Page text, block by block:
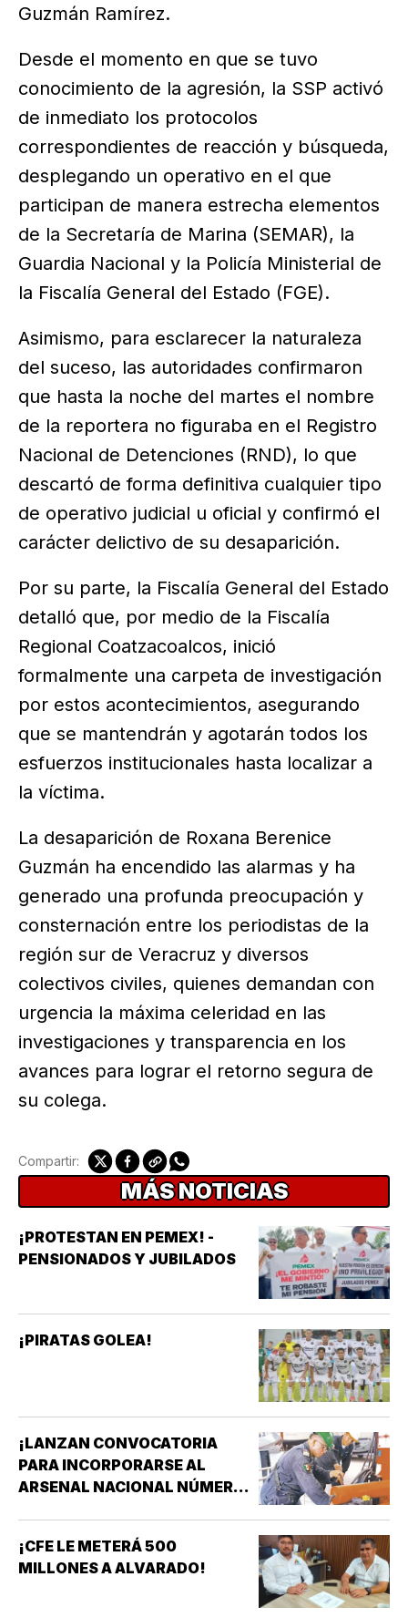
Guzmán Ramírez.
Desde el momento en que se tuvo
conocimiento de la agresión, la SSP activó
de inmediato los protocolos
correspondientes de reacción y búsqueda,
desplegando un operativo en el que
participan de manera estrecha elementos
de la Secretaría de Marina (SEMAR), la
Guardia Nacional y la Policía Ministerial de
la Fiscalía General del Estado (FGE).
Asimismo, para esclarecer la naturaleza
del suceso, las autoridades confirmaron
que hasta la noche del martes el nombre
de la reportera no figuraba en el Registro
Nacional de Detenciones (RND), lo que
descartó de forma definitiva cualquier tipo
de operativo judicial u oficial y confirmó el
carácter delictivo de su desaparición.
Por su parte, la Fiscalía General del Estado
detalló que, por medio de la Fiscalía
Regional Coatzacoalcos, inició
formalmente una carpeta de investigación
por estos acontecimientos, asegurando
que se mantendrán y agotarán todos los
esfuerzos institucionales hasta localizar a
la víctima.
La desaparición de Roxana Berenice
Guzmán ha encendido las alarmas y ha
generado una profunda preocupación y
consternación entre los periodistas de la
región sur de Veracruz y diversos
colectivos civiles, quienes demandan con
urgencia la máxima celeridad en las
investigaciones y transparencia en los
avances para lograr el retorno segura de
su colega.
Compartir:
MÁS NOTICIAS
¡PROTESTAN EN PEMEX! -
PENSIONADOS Y JUBILADOS
¡PIRATAS GOLEA!
¡LANZAN CONVOCATORIA
PARA INCORPORARSE AL
ARSENAL NACIONAL NÚMERO
¡CFE LE METERÁ 500
MILLONES A ALVARADO!